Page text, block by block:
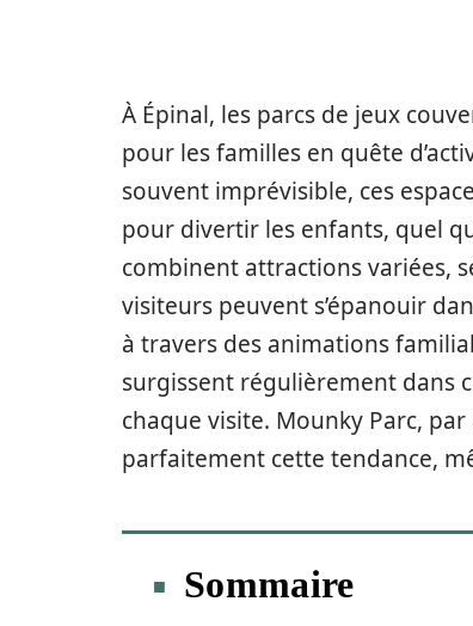
À Épinal, les parcs de jeux
pour les familles en quête
souvent imprévisible, ces
pour divertir les enfants, quel
combinent attractions variées,
visiteurs peuvent s’épanouir
à travers des animations
surgissent régulièrement dans
chaque visite. Mounky Parc, par
parfaitement cette tendance,
Sommaire